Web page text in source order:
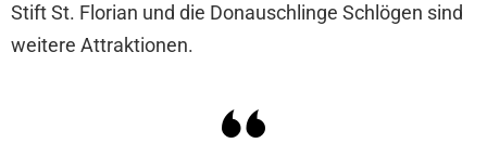
Stift St. Florian und die Donauschlinge Schlögen sind
weitere Attraktionen.